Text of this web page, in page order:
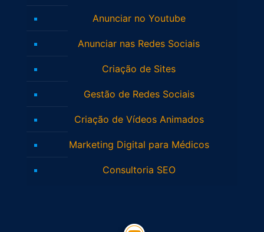
Anunciar no Youtube
Anunciar nas Redes Sociais
Criação de Sites
Gestão de Redes Sociais
Criação de Vídeos Animados
Marketing Digital para Médicos
Consultoria SEO